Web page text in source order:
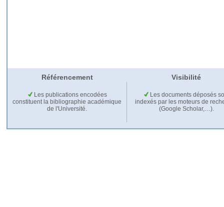
Référencement Visibilité
Les publications encodées
constituent la bibliographie académique
de l'Université.
Les documents déposés
indexés par les moteurs de
(Google Scholar,…).